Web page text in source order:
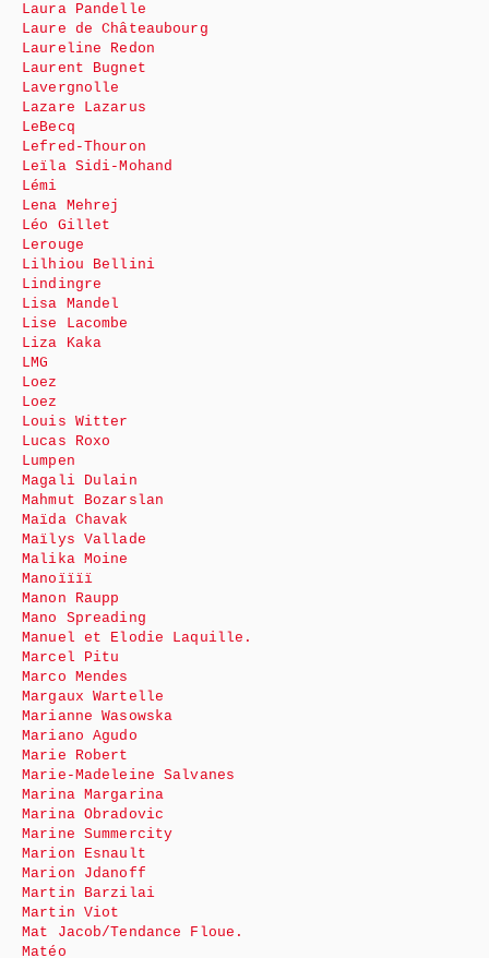
Laura Pandelle
Laure de Châteaubourg
Laureline Redon
Laurent Bugnet
Lavergnolle
Lazare Lazarus
LeBecq
Lefred-Thouron
Leïla Sidi-Mohand
Lémi
Lena Mehrej
Léo Gillet
Lerouge
Lilhiou Bellini
Lindingre
Lisa Mandel
Lise Lacombe
Liza Kaka
LMG
Loez
Loez
Louis Witter
Lucas Roxo
Lumpen
Magali Dulain
Mahmut Bozarslan
Maïda Chavak
Maïlys Vallade
Malika Moine
Manoïïïï
Manon Raupp
Mano Spreading
Manuel et Elodie Laquille.
Marcel Pitu
Marco Mendes
Margaux Wartelle
Marianne Wasowska
Mariano Agudo
Marie Robert
Marie-Madeleine Salvanes
Marina Margarina
Marina Obradovic
Marine Summercity
Marion Esnault
Marion Jdanoff
Martin Barzilai
Martin Viot
Mat Jacob/Tendance Floue.
Matéo